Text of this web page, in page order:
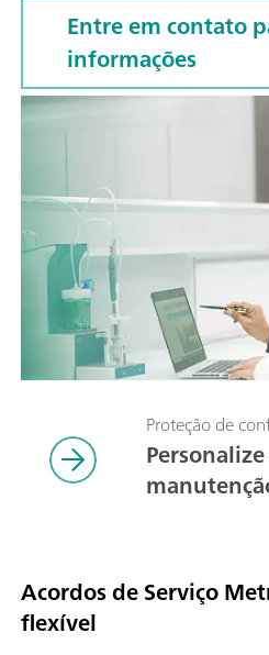
Entre em contato
informações
Proteção de
Acordos de Serviço
flexível